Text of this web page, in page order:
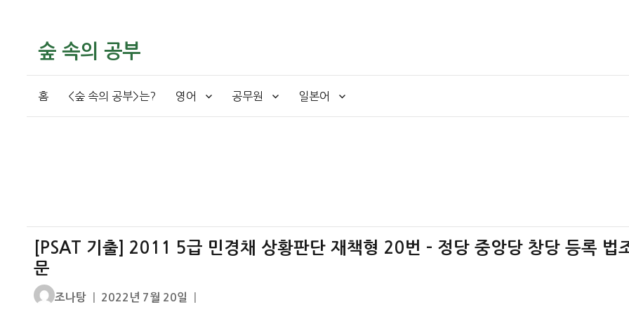
숲 속의 공부
홈 <숲 속의 공부>는? 영어 공무원 일본어
[PSAT 기출] 2011 5급 민경채 상황판단 재책형 20번 – 정당 중앙당 창당 등록 법
문
글
조나탕
작
2022년 7월 20일